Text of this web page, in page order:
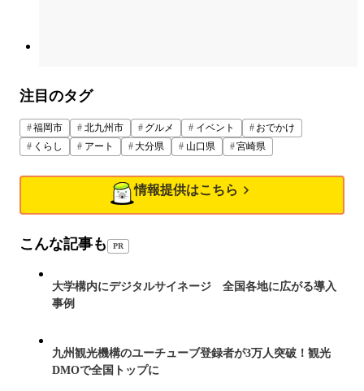
注目のタグ
福岡市 北九州市 グルメ イベント
おでかけ
くらし
アート 大分県 山口県 宮崎県
情報提供はこちら
こんな記事も PR
大学構内にデジタルサイネージ 全国各地に広がる導入
事例
九州観光機構のユーチューブ登録者が3万人突破！観光
DMOで全国トップに